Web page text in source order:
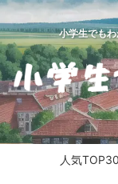
小学生でも
人気TOP30